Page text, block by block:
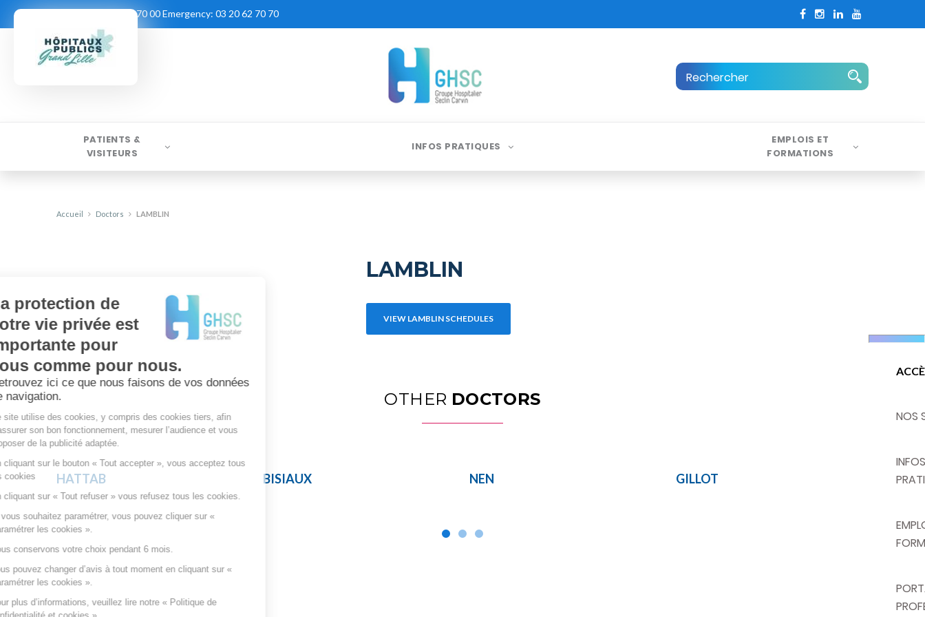
03 20 62 70 00Emergency: 03 20 62 70 70
PATIENTS &
VISITEURS
INFOS PRATIQUES
EMPLOIS ET
FORMATIONS
Accueil Doctors LAMBLIN
LAMBLIN
VIEW LAMBLIN SCHEDULES
OTHER DOCTORS
HATTAB BISIAUX NEN GILLOT
NOS
INFOS
La protection de
votre vie privée est
importante pour
vous comme pour nous.
Retrouvez ici ce que nous faisons de vos données
de navigation.
Ce site utilise des cookies, y compris des cookies tiers, afin
d’assurer son bon fonctionnement, mesurer l’audience et vous
proposer de la publicité adaptée.
En cliquant sur le bouton « Tout accepter », vous acceptez tous
les cookies
En cliquant sur « Tout refuser » vous refusez tous les cookies.
Si vous souhaitez paramétrer, vous pouvez cliquer sur «
Paramétrer les cookies ».
Nous conservons votre choix pendant 6 mois.
Vous pouvez changer d’avis à tout moment en cliquant sur «
Paramétrer les cookies ».
Pour plus d’informations, veuillez lire notre « Politique de
confidentialité et cookies ».